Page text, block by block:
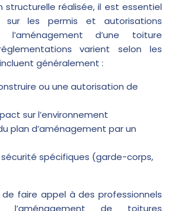
structurelle réalisée, il est essentiel
sur les permis et autorisations
l’aménagement d’une toiture
varient selon les
généralement :
ou une autorisation de
sur l’environnement
plan d’aménagement par un
spécifiques (garde-corps,
faire appel à des professionnels
l’aménagement de toitures